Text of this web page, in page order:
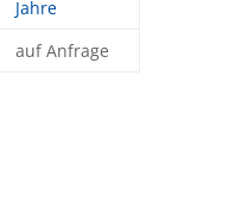
Jahre
auf Anfrage